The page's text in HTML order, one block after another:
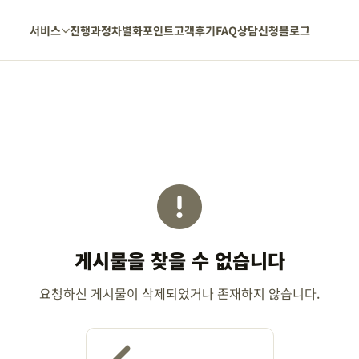
서비스 진행과정차별화포인트고객후기FAQ상담신청블로그
게시물을 찾을 수 없습니다
요청하신 게시물이 삭제되었거나 존재하지 않습니다.